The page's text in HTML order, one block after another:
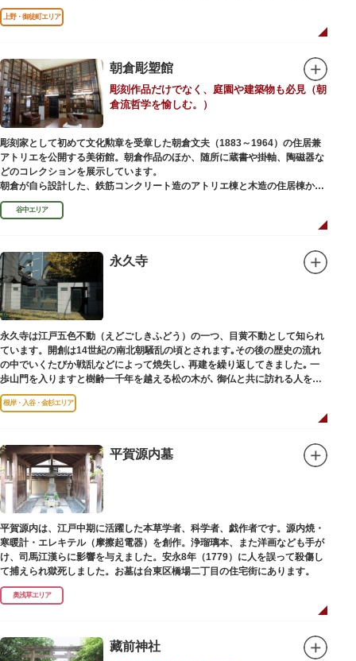
す。常連の方々を魅了するのは早朝のこの少し熱めの温度のお湯と昔ながら
の懐かしさでしょうか。
店頭の屋根瓦や格子型天井等も昭和から引き継がれてきている歴史あるもの
りとご覧ください。
上野・御徒町エリア
朝倉彫塑館
彫刻作品だけでなく、庭園や建築物も必見（朝
倉流哲学を愉しむ。）
彫刻家として初めて文化勲章を受章した朝倉文夫（1883～1964）の住居兼
アトリエを公開する美術館。朝倉作品のほか、随所に蔵書や掛軸、陶磁器な
どのコレクションを展示しています。
朝倉が自ら設計した、鉄筋コンクリート造のアトリエ棟と木造の住居棟から
なる建物は、異なる素材が違和感なく調和しています。広く門戸を開放し弟
子を育成した「朝倉彫塑塾」の教育の場としても使われました。巨石と樹木
が濃密な空間を作り出す「五典の池」を中心とした中庭、日本における屋上
この建物に色濃く反映されています。
彫刻作品や芸術品を鑑賞する美術館という側面だけでなく、庭園や建築の価
値も感じられる施設です。朝倉の芸術思想の特質である自然観を表す庭園
は、その芸術上・観賞上の価値が評価され、敷地全体が「旧朝倉文夫氏庭
園」として国の名勝に指定されています。
谷中エリア
永久寺
永久寺は江戸五色不動（えどごしきふどう）の一つ、目黄不動として知られ
ています。開創は14世紀の南北朝騒乱の頃とされます｡その後の歴史の流れ
の中でいくたびか戦乱などによって焼失し､ 再建を繰り返してきました｡ 一
歩山門を入りますと樹齢一千年を越える松の木が､ 御仏と共に訪れる人を静
かに迎えています｡
根岸・入谷・金杉エリア
平賀源内墓
平賀源内は、江戸中期に活躍した本草学者、科学者、戯作者です。源内焼・
寒暖計・エレキテル（摩擦起電器）を創作。浄瑠璃本、また洋画なども手が
け、司馬江漢らに影響を与えました。安永8年（1779）に人を誤って殺傷し
て捕えられ獄死しました。お墓は台東区橋場二丁目の住宅街にあります。
奥浅草エリア
藏前神社